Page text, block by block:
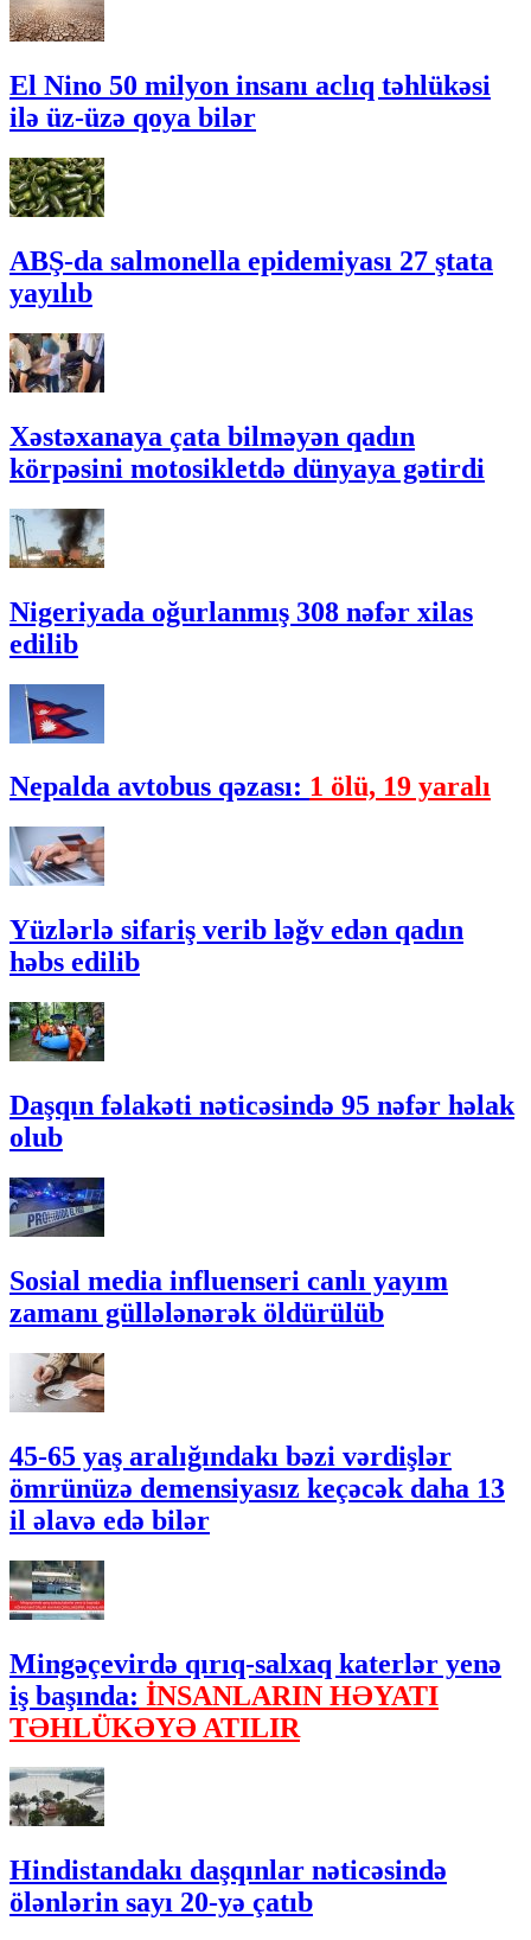
El Nino 50 milyon insanı aclıq təhlükəsi
ilə üz-üzə qoya bilər
ABŞ-da salmonella epidemiyası 27 ştata
yayılıb
Xəstəxanaya çata bilməyən qadın
körpəsini motosikletdə dünyaya gətirdi
Nigeriyada oğurlanmış 308 nəfər xilas
edilib
Nepalda avtobus qəzası: 1 ölü, 19 yaralı
Yüzlərlə sifariş verib ləğv edən qadın
həbs edilib
Daşqın fəlakəti nəticəsində 95 nəfər həlak
olub
Sosial media influenseri canlı yayım
zamanı güllələnərək öldürülüb
45-65 yaş aralığındakı bəzi vərdişlər
ömrünüzə demensiyasız keçəcək daha 13
il əlavə edə bilər
Mingəçevirdə qırıq-salxaq katerlər yenə
iş başında: İNSANLARIN HƏYATI
TƏHLÜKƏYƏ ATILIR
Hindistandakı daşqınlar nəticəsində
ölənlərin sayı 20-yə çatıb